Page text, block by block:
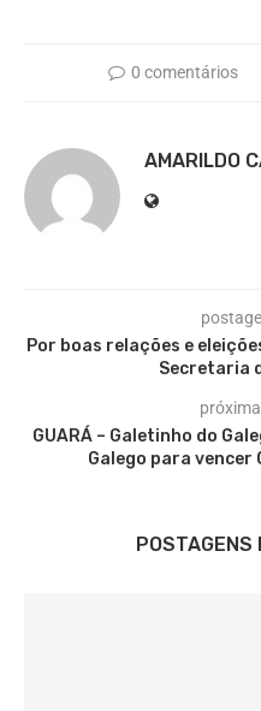
0 comentários
AMARILDO
Por boas relações e
Secretaria
GUARÁ – Galetinho do
Galego para vencer
POSTAGENS